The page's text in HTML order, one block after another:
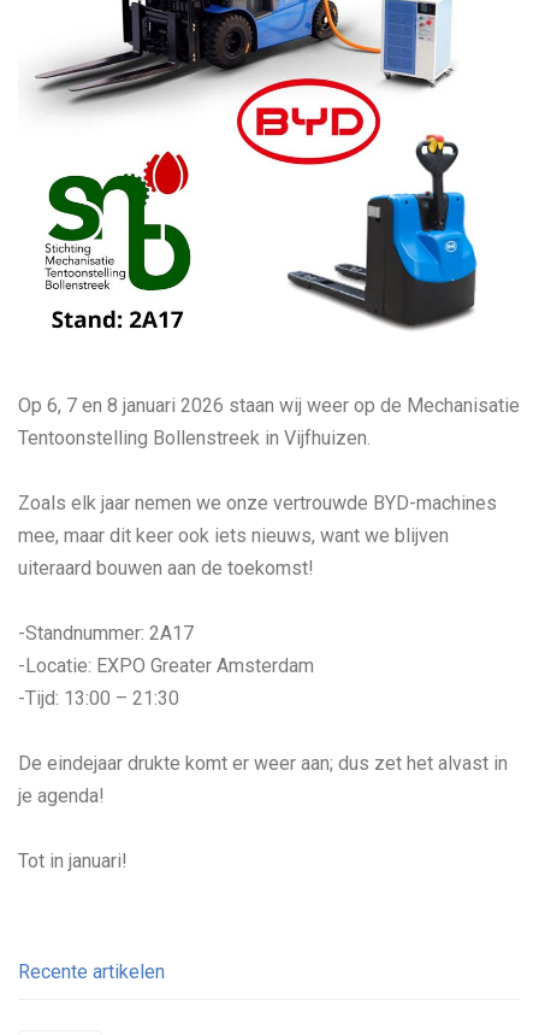
Op 6, 7 en 8 januari 2026 staan wij weer op de Mechanisatie
Tentoonstelling Bollenstreek in Vijfhuizen.
Zoals elk jaar nemen we onze vertrouwde BYD-machines
mee, maar dit keer ook iets nieuws, want we blijven
uiteraard bouwen aan de toekomst!
-Standnummer: 2A17
-Locatie: EXPO Greater Amsterdam
-Tijd: 13:00 – 21:30
De eindejaar drukte komt er weer aan; dus zet het alvast in
je agenda!
Tot in januari!
Recente artikelen